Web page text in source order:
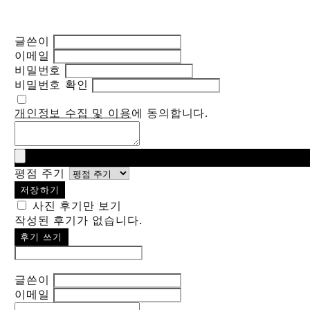
글쓴이
이메일
비밀번호
비밀번호 확인
개인정보 수집 및 이용에 동의합니다.
평점 주기
저장하기
사진 후기만 보기
작성된 후기가 없습니다.
후기 쓰기
글쓴이
이메일